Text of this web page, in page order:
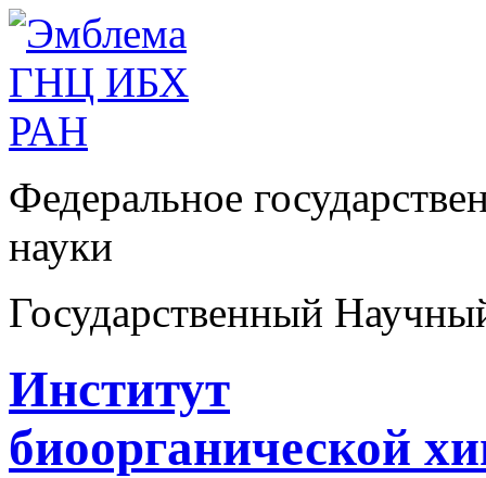
Федеральное
науки
Государственный
Институт
биоорганической